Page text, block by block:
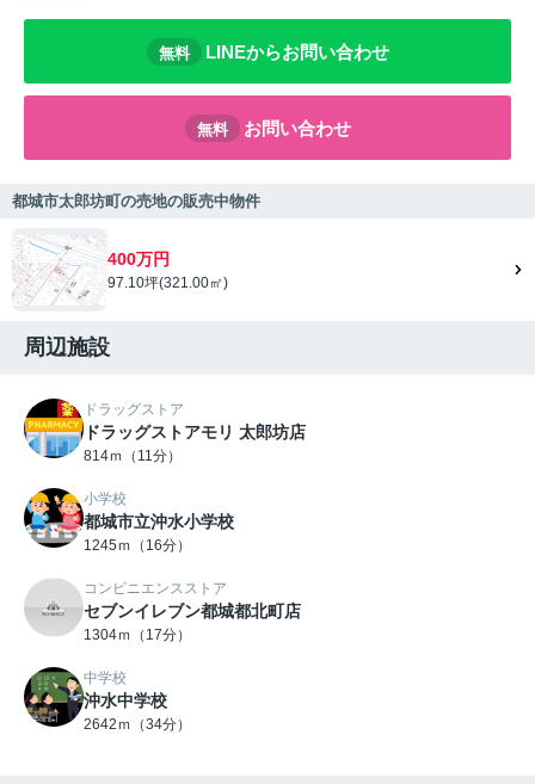
無料 LINEからお問い合わせ
無料 お問い合わせ
都城市太郎坊町の売地の販売中物件
400万円
97.10坪(321.00㎡)
周辺施設
ドラッグストア
ドラッグストアモリ 太郎坊店
814ｍ（11分）
小学校
都城市立沖水小学校
1245ｍ（16分）
コンビニエンスストア
セブンイレブン都城都北町店
1304ｍ（17分）
中学校
沖水中学校
2642ｍ（34分）